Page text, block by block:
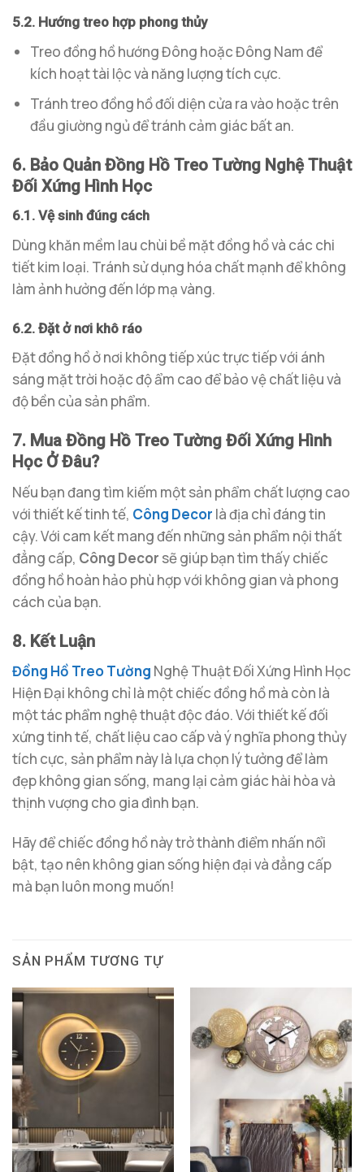
5.2. Hướng treo hợp phong thủy
Treo đồng hồ hướng Đông hoặc Đông Nam để
kích hoạt tài lộc và năng lượng tích cực.
Tránh treo đồng hồ đối diện cửa ra vào hoặc trên
đầu giường ngủ để tránh cảm giác bất an.
6. Bảo Quản Đồng Hồ Treo Tường Nghệ Thuật
Đối Xứng Hình Học
6.1. Vệ sinh đúng cách
Dùng khăn mềm lau chùi bề mặt đồng hồ và các chi
tiết kim loại. Tránh sử dụng hóa chất mạnh để không
làm ảnh hưởng đến lớp mạ vàng.
6.2. Đặt ở nơi khô ráo
Đặt đồng hồ ở nơi không tiếp xúc trực tiếp với ánh
sáng mặt trời hoặc độ ẩm cao để bảo vệ chất liệu và
độ bền của sản phẩm.
7. Mua Đồng Hồ Treo Tường Đối Xứng Hình
Học Ở Đâu?
Nếu bạn đang tìm kiếm một sản phẩm chất lượng cao
với thiết kế tinh tế, Công Decor là địa chỉ đáng tin
cậy. Với cam kết mang đến những sản phẩm nội thất
đẳng cấp, Công Decor sẽ giúp bạn tìm thấy chiếc
đồng hồ hoàn hảo phù hợp với không gian và phong
cách của bạn.
8. Kết Luận
Đồng Hồ Treo Tường Nghệ Thuật Đối Xứng Hình Học
Hiện Đại không chỉ là một chiếc đồng hồ mà còn là
một tác phẩm nghệ thuật độc đáo. Với thiết kế đối
xứng tinh tế, chất liệu cao cấp và ý nghĩa phong thủy
tích cực, sản phẩm này là lựa chọn lý tưởng để làm
đẹp không gian sống, mang lại cảm giác hài hòa và
thịnh vượng cho gia đình bạn.
Hãy để chiếc đồng hồ này trở thành điểm nhấn nổi
bật, tạo nên không gian sống hiện đại và đẳng cấp
mà bạn luôn mong muốn!
SẢN PHẨM TƯƠNG TỰ